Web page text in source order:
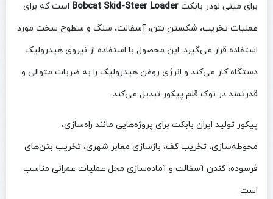
برای مینی لودر بابکت Bobcat Skid-Steer Loader است که برای
عملیات تخریب، شکستن بتن، آسفالت، سنگ و سطوح سخت مورد
استفاده قرار می‌گیرد. این محصول با استفاده از نیروی هیدرولیک
دستگاه کار می‌کند و انرژی روغن هیدرولیک را به ضربات متوالی و
قدرتمند در نوک قلم پیکور تبدیل می‌کند.
پیکور تولید ایران بابکت برای پروژه‌هایی مانند راه‌سازی،
محوطه‌سازی، تخریب کف، بازسازی معابر شهری، تخریب بتن‌های
فرسوده، کندن آسفالت و آماده‌سازی محل عملیات عمرانی مناسب
است.